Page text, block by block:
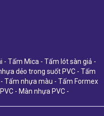
- Tấm Mica- Tấm lót sàn giả -
dẻo trong suốt PVC- Tấm
Tấm nhựa màu - Tấm Formex
- Màn nhựa PVC -